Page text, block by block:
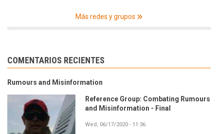
Más redes y grupos
COMENTARIOS RECIENTES
Rumours and Misinformation
Reference Group: Combating Rumours
and Misinformation - Final
Wed, 06/17/2020 - 11:36